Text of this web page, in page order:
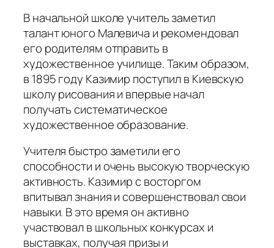
В начальной школе учитель заметил
талант юного Малевича и рекомендовал
его родителям отправить в
художественное училище. Таким образом,
в 1895 году Казимир поступил в Киевскую
школу рисования и впервые начал
получать систематическое
художественное образование.
Учителя быстро заметили его
способности и очень высокую творческую
активность. Казимир с восторгом
впитывал знания и совершенствовал свои
навыки. В это время он активно
участвовал в школьных конкурсах и
выставках, получая призы и